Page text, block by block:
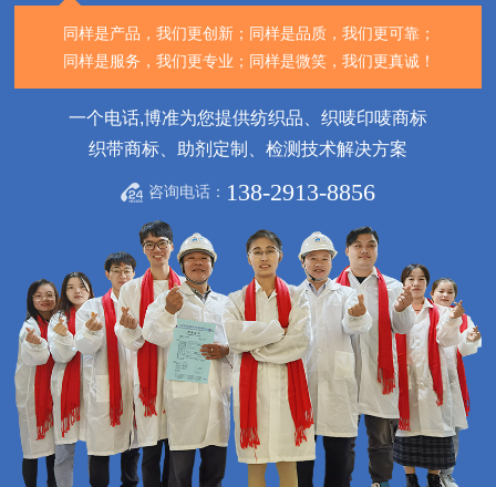
同样是产品，我们更创新； 同样是品质，我们更可靠；
同样是服务，我们更专业； 同样是微笑，我们更真诚！
一个电话,博准为您提供纺织品、织唛印唛商标
织带商标、助剂定制、检测技术解决方案
咨询电话： 138-2913-8856